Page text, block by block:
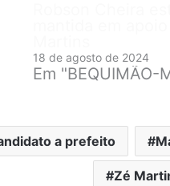
18 de agosto de 2024
Em "BEQUIMÃO-
a prefeito
Zé